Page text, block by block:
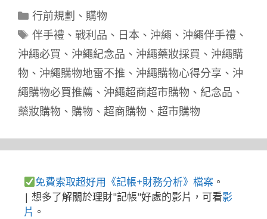
分
類
行前規劃 、 購物
標
籤
伴手禮 、 戰利品 、 日本 、 沖繩 、 沖繩伴手禮 、
沖繩必買 、 沖繩紀念品 、 沖繩藥妝採買 、 沖繩購
物 、 沖繩購物地雷不推 、 沖繩購物心得分享 、 沖
繩購物必買推薦 、 沖繩超商超市購物 、 紀念品 、
藥妝購物 、 購物 、 超商購物 、 超市購物
免費索取超好用《記帳+財務分析》檔案 。
| 想多了解關於理財"記帳"好處的影片，可看影
片 。